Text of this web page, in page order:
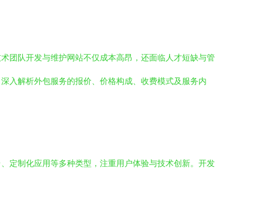
团队开发与维护网站不仅成本高昂，还面临人才短缺与管
入解析外包服务的报价、价格构成、收费模式及服务内
定制化应用等多种类型，注重用户体验与技术创新。开发